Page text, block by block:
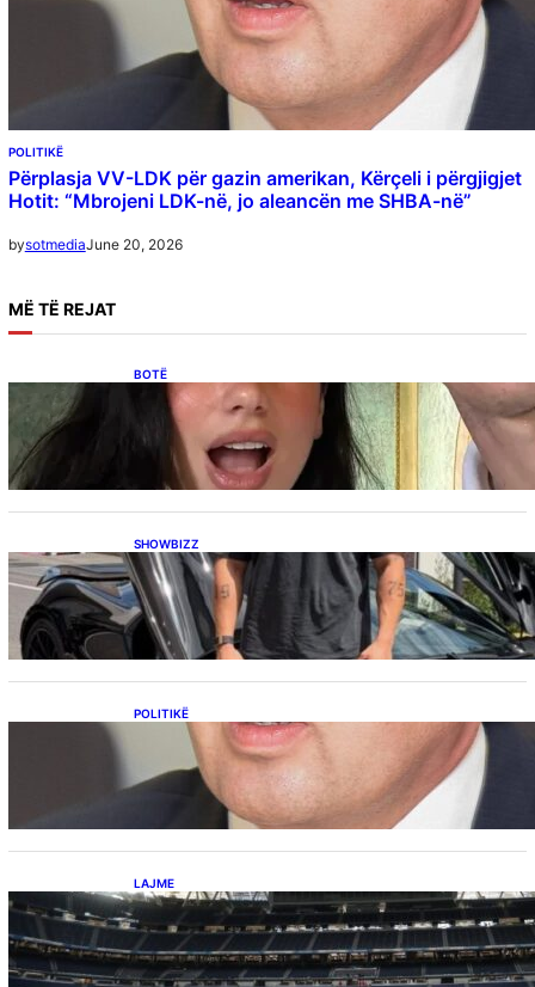
POLITIKË
Përplasja VV-LDK për gazin amerikan, Kërçeli i përgjigjet
Hotit: “Mbrojeni LDK-në, jo aleancën me SHBA-në”
bysotmediaJune 20, 2026
MË TË REJAT
BOTË
Besnik Qaka rrëfen atmosferën në dasmën e
Dua Lipës: “Një event gjigant me emra
botërorë”
SHOWBIZZ
Ish-banori i Big Brother VIP Kosova, Eduart
Kuqi ua mbyll gojën kritikëve, publikon
dëshmi për supermakinën luksoze
POLITIKË
Përplasja VV-LDK për gazin amerikan,
Kërçeli i përgjigjet Hotit: “Mbrojeni LDK-në, jo
aleancën me SHBA-në”
LAJME
Ish-mesfushori i Real Madridit dhe
Argjentinës,shtrohet urgjentisht në spital pas
problemeve me zemrën, mungon në ndeshjet
e ardhshme